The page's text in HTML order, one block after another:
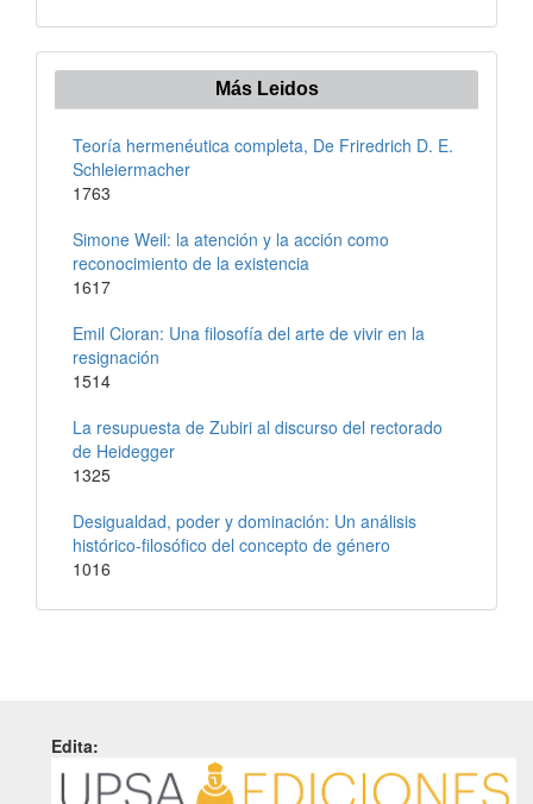
Más Leidos
Teoría hermenéutica completa, De Friredrich D. E.
Schleiermacher
1763
Simone Weil: la atención y la acción como
reconocimiento de la existencia
1617
Emil Cioran: Una filosofía del arte de vivir en la
resignación
1514
La resupuesta de Zubiri al discurso del rectorado
de Heidegger
1325
Desigualdad, poder y dominación: Un análisis
histórico-filosófico del concepto de género
1016
Edita: